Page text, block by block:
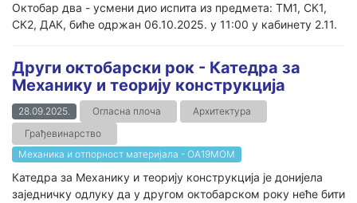
Октобар два - усмени дио испита из предмета: ТМ1, СК1,
СК2, ДАК, биће одржан 06.10.2025. у 11:00 у кабинету 2.11.
Други октобарски рок - Катедра за
Механику и теорију конструкција
28.09.2025. Огласна плоча
Архитектура
Грађевинарство
Механика и отпорност материјала - ОА19МОМ
Катедра за Механику и теорију конструкција је донијела
заједничку одлуку да у другом октобарском року неће бити